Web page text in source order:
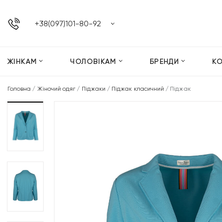
+38(097)101-80-92
ЖІНКАМ ЧОЛОВІКАМ БРЕНДИ
Головна / Жіночий одяг / Піджаки / Піджак класичний / Піджак